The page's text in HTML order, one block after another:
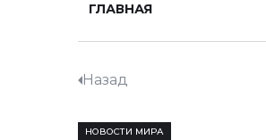
ГЛАВНАЯ
Назад
НОВОСТИ МИРА